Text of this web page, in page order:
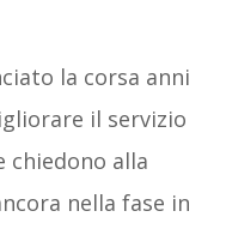
la corsa anni
il servizio
chiedono alla
nella fase in